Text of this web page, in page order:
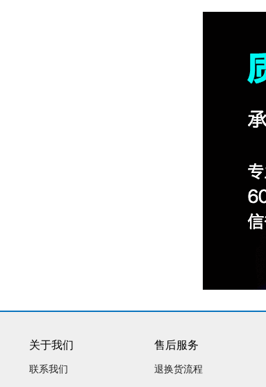
关于我们
联系我们
售后服务
退换货流程